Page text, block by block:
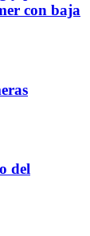
con baja
del